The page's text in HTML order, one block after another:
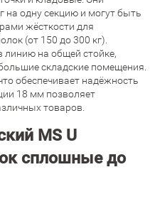
на одну секцию и могут быть
жёсткости для
(от 150 до 300 кг).
линию на общей стойке,
складские помещения.
обеспечивает надёжность
18 мм позволяет
товаров.
MS U
сплошные до